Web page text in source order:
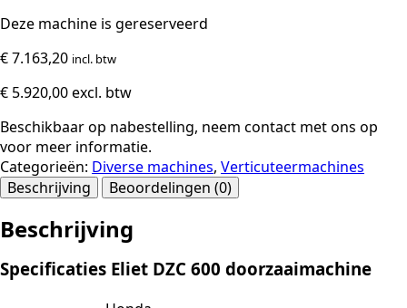
Deze machine is gereserveerd
€7.163,20 incl. btw
€ 5.920,00excl. btw
Beschikbaar op nabestelling, neem contact met ons op
voor meer informatie.
Categorieën: Diverse machines, Verticuteermachines
Beschrijving
Beoordelingen (0)
Beschrijving
Specificaties Eliet DZC 600 doorzaaimachine